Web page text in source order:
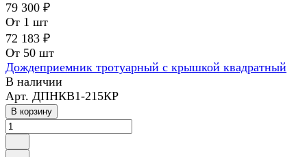
79 300 ₽
От 1 шт
72 183 ₽
От 50 шт
Дождеприемник тротуарный с крышкой квадратный
В наличии
Арт. ДПНКВ1-215КР
В корзину